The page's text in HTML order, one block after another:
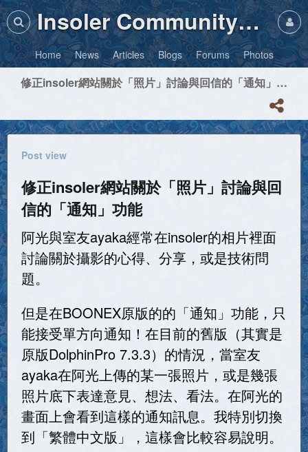
Insoler Community・Photos
Home News Articles Blogs Forums Photos
修正insoler網站關於「照片」討論與回信的「通知」功能
Post view
修正insoler網站關於「照片」討論與回
信的「通知」功能
阿光與室友ayaka經常在insoler的相片裡面
討論關於攝影的心得、分享，或是技術問
題。
但是在BOONEX原版的的「通知」功能，只
能接受單方向通知！在目前的舊版（其實是
原版DolphinPro 7.3.3）的情況，當室友
ayaka在阿光上傳的某一張照片，或是幾張
照片底下表達意見、想法、看法。在阿光的
畫面上會看到這樣的通知訊息。我特別切換
到「繁體中文版」，這樣會比較容易說明。